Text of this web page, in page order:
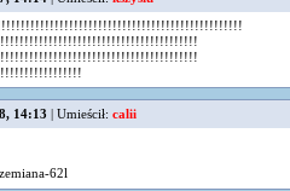
14:13 | Umieścił: calii
62l